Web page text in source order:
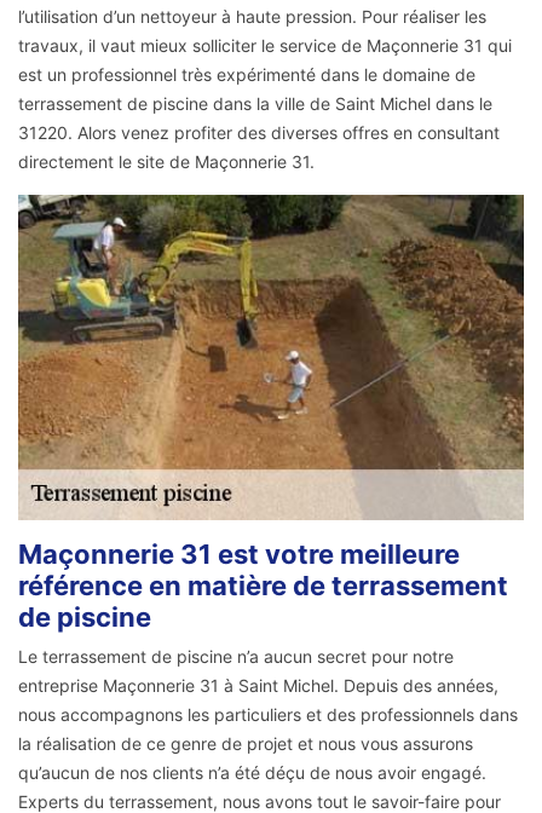
l’utilisation d’un nettoyeur à haute pression. Pour réaliser les
travaux, il vaut mieux solliciter le service de Maçonnerie 31 qui
est un professionnel très expérimenté dans le domaine de
terrassement de piscine dans la ville de Saint Michel dans le
31220. Alors venez profiter des diverses offres en consultant
directement le site de Maçonnerie 31.
Maçonnerie 31 est votre meilleure
référence en matière de terrassement
de piscine
Le terrassement de piscine n’a aucun secret pour notre
entreprise Maçonnerie 31 à Saint Michel. Depuis des années,
nous accompagnons les particuliers et des professionnels dans
la réalisation de ce genre de projet et nous vous assurons
qu’aucun de nos clients n’a été déçu de nous avoir engagé.
Experts du terrassement, nous avons tout le savoir-faire pour